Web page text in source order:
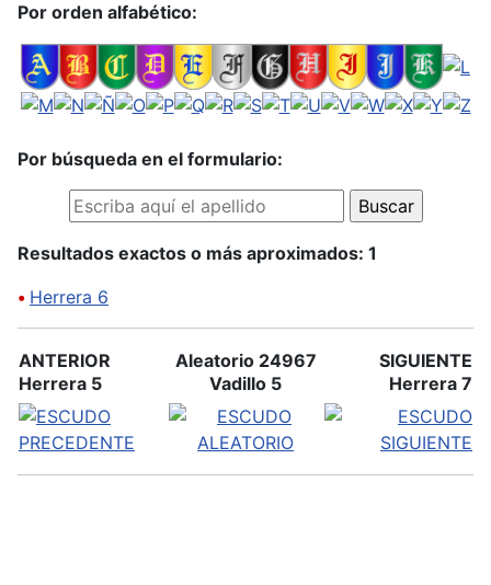
Por orden alfabético:
Por búsqueda en el formulario:
Resultados exactos o más aproximados: 1
• Herrera 6
ANTERIOR
Herrera 5
Aleatorio 24967
Vadillo 5
SIGUIENTE
Herrera 7